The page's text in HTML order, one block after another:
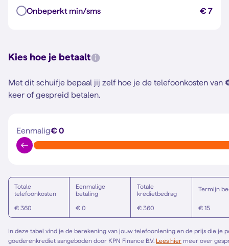
Onbeperkt min/sms € 7
Kies hoe je betaalt
Met dit schuifje bepaal jij zelf hoe je de telefoonkosten van
keer of gespreid betalen.
Eenmalig€ 0
Totale
telefoonkosten
€ 360
Eenmalige
betaling
€ 0
Totale
kredietbedrag
€ 360
Termijn
€ 15
In deze tabel vind je de berekening van jouw telefoonlening en de prijs die je
goederenkrediet aangeboden door KPN Finance B.V. Lees hier